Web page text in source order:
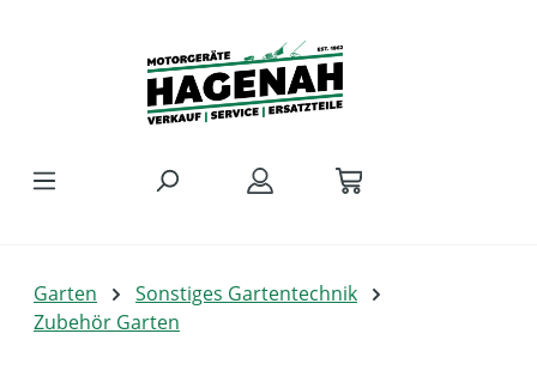
Garten
Sonstiges Gartentechnik
Zubehör Garten